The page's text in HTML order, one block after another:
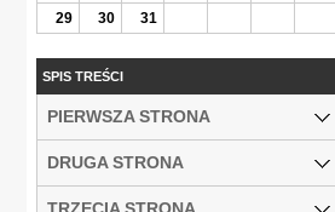
29
30 31
SPIS TREŚCI
PIERWSZA STRONA
DRUGA STRONA
TRZECIA STRONA